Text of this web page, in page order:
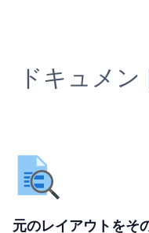
ドキュメ
元のレイアウトをそ